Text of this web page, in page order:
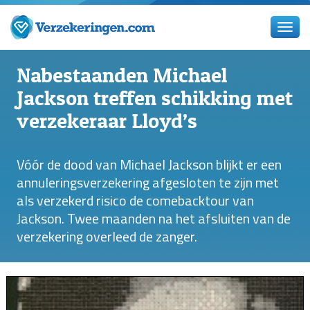
Nabestaanden Michael
Jackson treffen schikking met
verzekeraar Lloyd’s
Vóór de dood van Michael Jackson blijkt er een
annuleringsverzekering afgesloten te zijn met
als verzekerd risico de comebacktour van
Jackson. Twee maanden na het afsluiten van de
verzekering overleed de zanger.